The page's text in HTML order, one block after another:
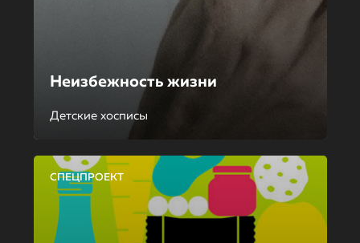
Неизбежность жизни
Детские хосписы
СПЕЦПРОЕКТ